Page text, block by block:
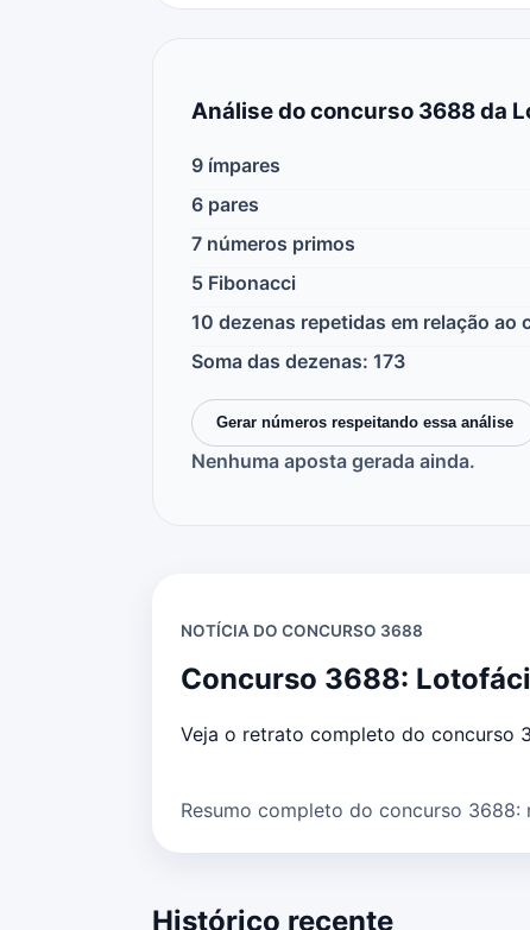
Análise do concurso 3688 da
9 ímpares
6 pares
7 números primos
5 Fibonacci
10 dezenas repetidas em relação ao
Soma das dezenas: 173
Gerar números respeitando essa análise
Nenhuma aposta gerada ainda.
NOTÍCIA DO CONCURSO 3688
Concurso 3688:
Veja o retrato completo do concurso
Resumo completo do concurso
Histórico recente